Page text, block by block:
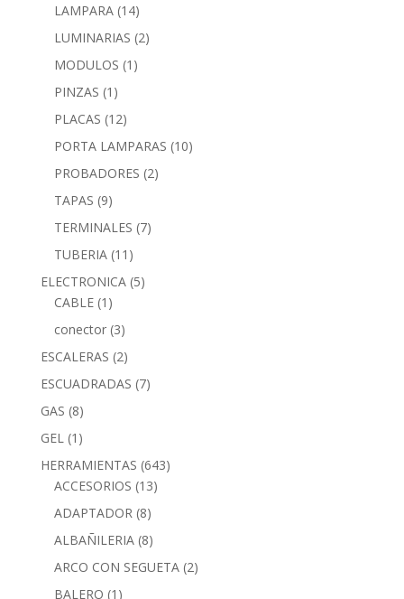
LAMPARA (14)
LUMINARIAS (2)
MODULOS (1)
PINZAS (1)
PLACAS (12)
PORTA LAMPARAS (10)
PROBADORES (2)
TAPAS (9)
TERMINALES (7)
TUBERIA (11)
ELECTRONICA (5)
CABLE (1)
conector (3)
ESCALERAS (2)
ESCUADRADAS (7)
GAS (8)
GEL (1)
HERRAMIENTAS (643)
ACCESORIOS (13)
ADAPTADOR (8)
ALBAÑILERIA (8)
ARCO CON SEGUETA (2)
BALERO (1)